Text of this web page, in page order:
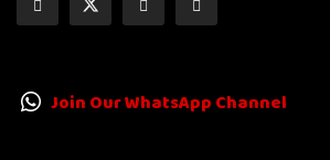
Join Our WhatsApp Channel